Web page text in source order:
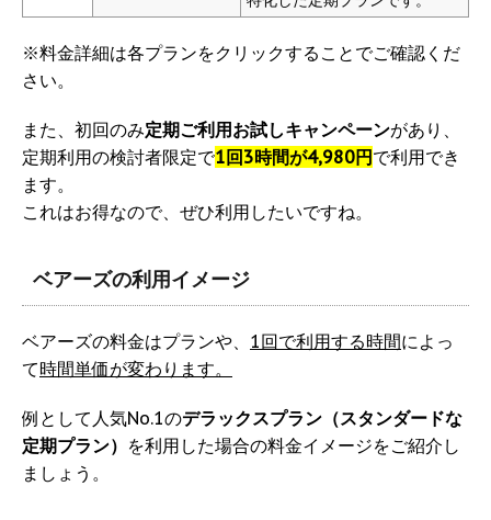
※料金詳細は各プランをクリックすることでご確認くだ
さい。
また、初回のみ定期ご利用お試しキャンペーンがあり、
定期利用の検討者限定で1回3時間が4,980円で利用でき
ます。
これはお得なので、ぜひ利用したいですね。
ベアーズの利用イメージ
ベアーズの料金はプランや、 1回で利用する時間によっ
て時間単価が変わります。
例として人気No.1のデラックスプラン（スタンダードな
定期プラン） を利用した場合の料金イメージをご紹介し
ましょう。